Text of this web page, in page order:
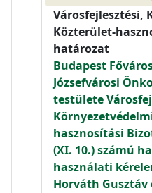
Városfejlesztési,
Közterület-
határozat
Budapest
Józsefvárosi
testülete
hasznosítási
(XI. 10.) számú
használati
Horváth